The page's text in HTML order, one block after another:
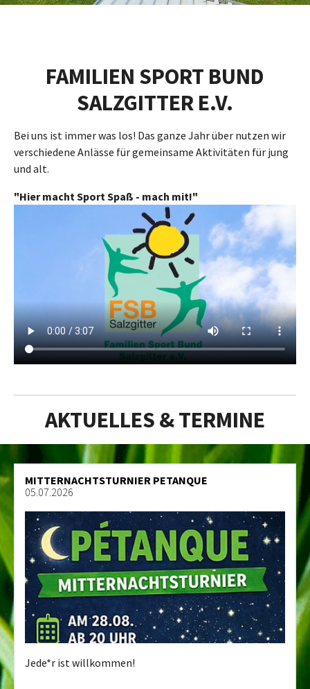
FAMILIEN SPORT BUND
SALZGITTER E.V.
Bei uns ist immer was los! Das ganze Jahr über nutzen wir
verschiedene Anlässe für gemeinsame Aktivitäten für jung
und alt.
"Hier macht Sport Spaß - mach mit!"
AKTUELLES & TERMINE
MITTERNACHTSTURNIER PETANQUE
05.07.2026
Jede*r ist willkommen!